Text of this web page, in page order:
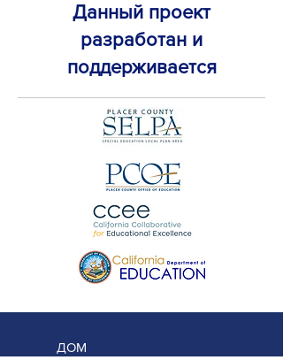
Данный проект
разработан и
поддерживается
ДОМ